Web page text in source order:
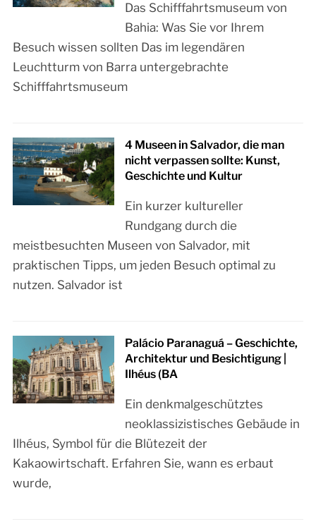
Das Schifffahrtsmuseum von
Bahia: Was Sie vor Ihrem
Besuch wissen sollten Das im legendären
Leuchtturm von Barra untergebrachte
Schifffahrtsmuseum
4 Museen in Salvador, die man
nicht verpassen sollte: Kunst,
Geschichte und Kultur
Ein kurzer kultureller
Rundgang durch die
meistbesuchten Museen von Salvador, mit
praktischen Tipps, um jeden Besuch optimal zu
nutzen. Salvador ist
Palácio Paranaguá – Geschichte,
Architektur und Besichtigung |
Ilhéus (BA
Ein denkmalgeschütztes
neoklassizistisches Gebäude in
Ilhéus, Symbol für die Blütezeit der
Kakaowirtschaft. Erfahren Sie, wann es erbaut
wurde,